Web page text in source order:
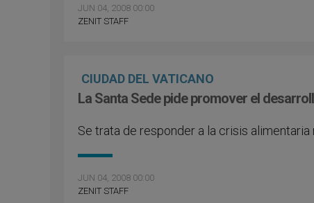
JUN 04, 2008 00:00
ZENIT STAFF
CIUDAD DEL VATICANO
La Santa Sede pide promover el
Se trata de responder a la crisis
JUN 04, 2008 00:00
ZENIT STAFF